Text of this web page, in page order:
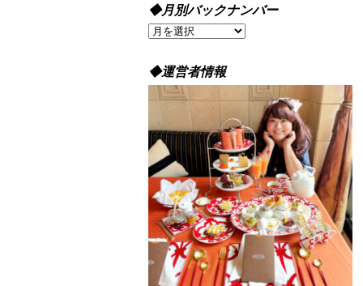
◆月別バックナンバー
◆
バ
ッ
ン
バ
ー
◆運営者情報